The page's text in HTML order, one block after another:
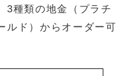
3種類の地金（プラチ
ルド）からオーダー可